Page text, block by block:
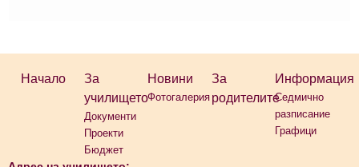
Начало
За
училището
Документи
Проекти
Бюджет
Новини
Фотогалерия
За
родителите
Информация
Седмично
разписание
Графици